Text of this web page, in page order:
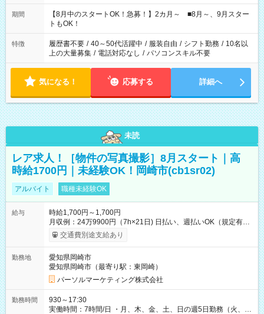
と休みを合わせたい」 「余裕を持って夕飯の準備がしたい」
「できれば残業はしたくない」 など、ご希望を教えてください
ね。 ※Wワーク希望の方へ 今ご覧のお仕事で希望する勤務時間
と、もう1つのお仕事の勤務時間。 合計で週40時間を超える場
合は応募できません。
期間
【8月中のスタートOK！急募！】2カ月～ ■8月～、9月スター
トもOK！
特徴 履歴書不要 / 40～50代活躍中 / 服装自由 / シフト勤務 / 10名以
上の大量募集 / 電話対応なし / パソコンスキル不要
気になる！ 応募する 詳細へ
未読
レア求人！［物件の写真撮影］8月スタート｜高
時給1700円｜未経験OK！岡崎市(cb1sr02)
アルバイト 職種未経験OK
給与
時給1,700円～1,700円
月収例：24万9900円（7h×21日) 日払い、週払いOK（規定有
り） 【試用期間】試用期間なし
交通費別途支給あり
勤務地
愛知県岡崎市
愛知県岡崎市（最寄り駅：東岡崎）
パーソルマーケティング株式会社
勤務時間
930～17:30
実働時間：7時間/日 ・月、木、金、土、日の週5日勤務（火、水